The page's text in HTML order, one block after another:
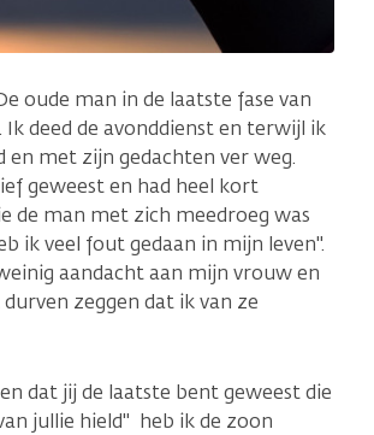
oude man in de laatste fase van
deed de avonddienst en terwijl ik
en met zijn gedachten ver weg.
geweest en had heel kort
de man met zich meedroeg was
ik veel fout gedaan in mijn leven".
aandacht aan mijn vrouw en
zeggen dat ik van ze
dat jij de laatste bent geweest die
jullie hield" heb ik de zoon